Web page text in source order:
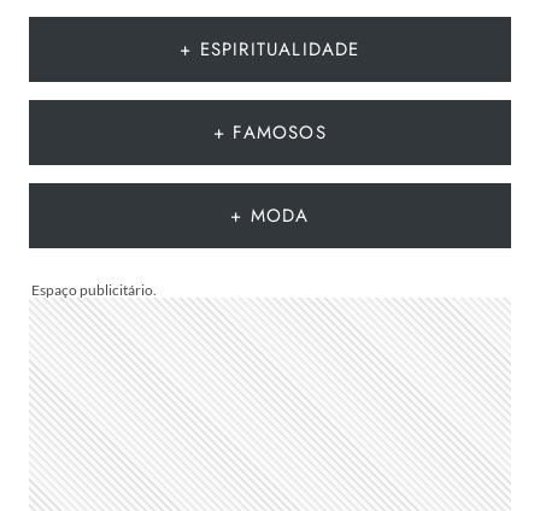
DIA
QUE
MUDA
+ ESPIRITUALIDADE
+ FAMOSOS
+ MODA